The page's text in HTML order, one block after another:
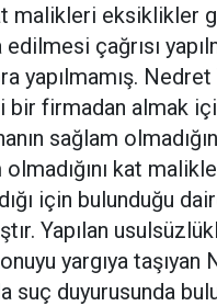
malikleri eksiklikler
çağrısı
yapılmamış. Nedret
bir firmadan almak
sağlam
olmadığını kat
için bulunduğu
Yapılan
yargıya taşıyan
suç duyurusunda